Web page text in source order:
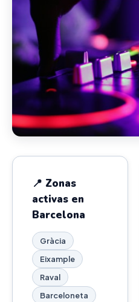
📍 Zonas
activas en
Barcelona
Gràcia
Eixample
Raval
Barceloneta